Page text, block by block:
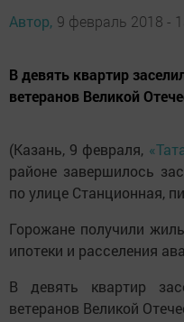
Автор, 9 февраль 2018 -
В девять квартир
ветеранов Великой
(Казань, 9 февраля,
районе завершилось
по улице Станционная,
Горожане получили
ипотеки и расселения
В девять квартир
ветеранов Великой